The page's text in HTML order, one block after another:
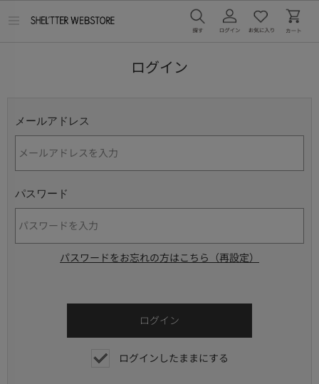
ログイン
メールアドレス
パスワード
パスワードをお忘れの方はこちら（再設定）
ログインしたままにする